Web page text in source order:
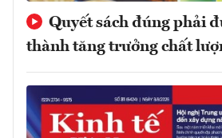
Quyết sách đúng phải
thành tăng trưởng chất